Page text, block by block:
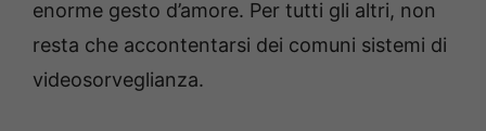
enorme gesto d’amore. Per tutti gli altri, non
resta che accontentarsi dei comuni sistemi di
videosorveglianza.